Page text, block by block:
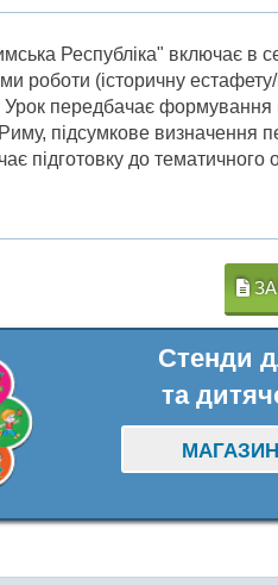
Республіка" включає в
роботи (історичну
Урок передбачає
підсумкове визначення
підготовку до тематичного
Стенди
та